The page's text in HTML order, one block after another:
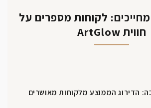
לקוחות מספרים על
חווית ArtGlow